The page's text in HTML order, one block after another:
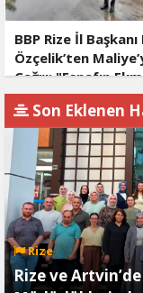
BBP Rize İl Başkanı
Özçelik’ten
Çağrı: "Esnafın
Teknesine Haciz
Ödetmez, Üretimi
Durdurur!"
Son Eklenen
Rize
Rize ve